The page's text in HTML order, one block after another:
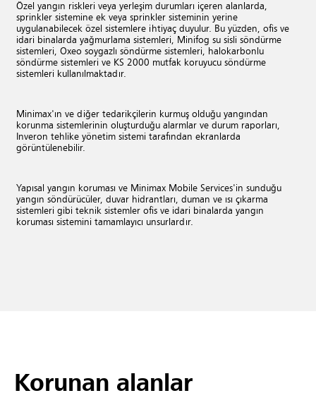
Özel yangın riskleri veya yerleşim durumları içeren alanlarda,
sprinkler sistemine ek veya sprinkler sisteminin yerine
uygulanabilecek özel sistemlere ihtiyaç duyulur. Bu yüzden, ofis ve
idari binalarda yağmurlama sistemleri, Minifog su sisli söndürme
sistemleri, Oxeo soygazlı söndürme sistemleri, halokarbonlu
söndürme sistemleri ve KS 2000 mutfak koruyucu söndürme
sistemleri kullanılmaktadır.
Minimax'ın ve diğer tedarikçilerin kurmuş olduğu yangından
korunma sistemlerinin oluşturduğu alarmlar ve durum raporları,
Inveron tehlike yönetim sistemi tarafından ekranlarda
görüntülenebilir.
Yapısal yangın koruması ve Minimax Mobile Services'in sunduğu
yangın söndürücüler, duvar hidrantları, duman ve ısı çıkarma
sistemleri gibi teknik sistemler ofis ve idari binalarda yangın
koruması sistemini tamamlayıcı unsurlardır.
Korunan alanlar